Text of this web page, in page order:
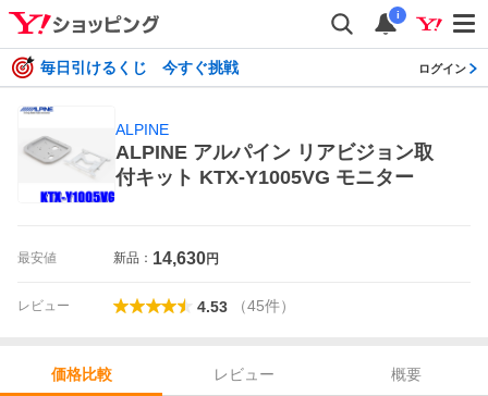
i
毎日引けるくじ 今すぐ挑戦 ログイン
ALPINE
ALPINE アルパイン リアビジョン取
付キット KTX-Y1005VG モニター
最安値 新品： 14,630円
レビュー 4.53 （45件）
価格比較 レビュー
概要